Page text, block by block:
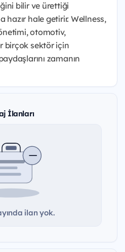
bilir ve ürettiği
hazır hale getirir. Wellness,
otomotiv,
birçok sektör için
zamanın
İlanları
ilan yok.